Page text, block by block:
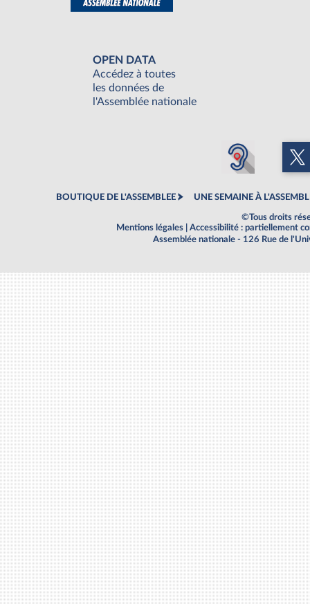
OPEN DATA
Accédez à toutes
les données de
l'Assemblée nationale
BOUTIQUE DE L'ASSEMBLEE UNE SEMAINE À
©Tous droits
Mentions légales
Accessibilité : partiellement
Assemblée nationale - 126 Rue de